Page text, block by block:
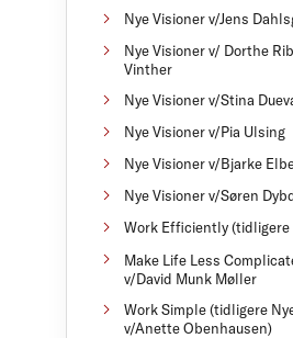
Nye Visioner v/Jens
Nye Visioner v/ Dorthe
Vinther
Nye Visioner v/Stina
Nye Visioner v/Pia Ulsing
Nye Visioner v/Bjarke
Nye Visioner v/Søren
Work Efficiently (tidligere
Make Life Less
v/David Munk Møller
Work Simple (tidligere
v/Anette Obenhausen)